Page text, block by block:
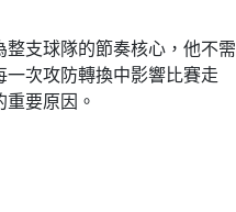
支球隊的節奏核心，他不需
次攻防轉換中影響比賽走
要原因。